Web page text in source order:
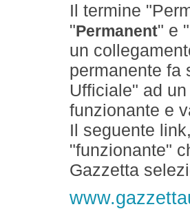
Il termine
" Permanent" e "
un
permanente fa
Ufficiale" ad
funzionante e
Il seguente
"funzionante"
Gazzetta